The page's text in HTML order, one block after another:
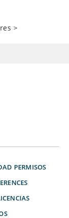
>
PERMISOS